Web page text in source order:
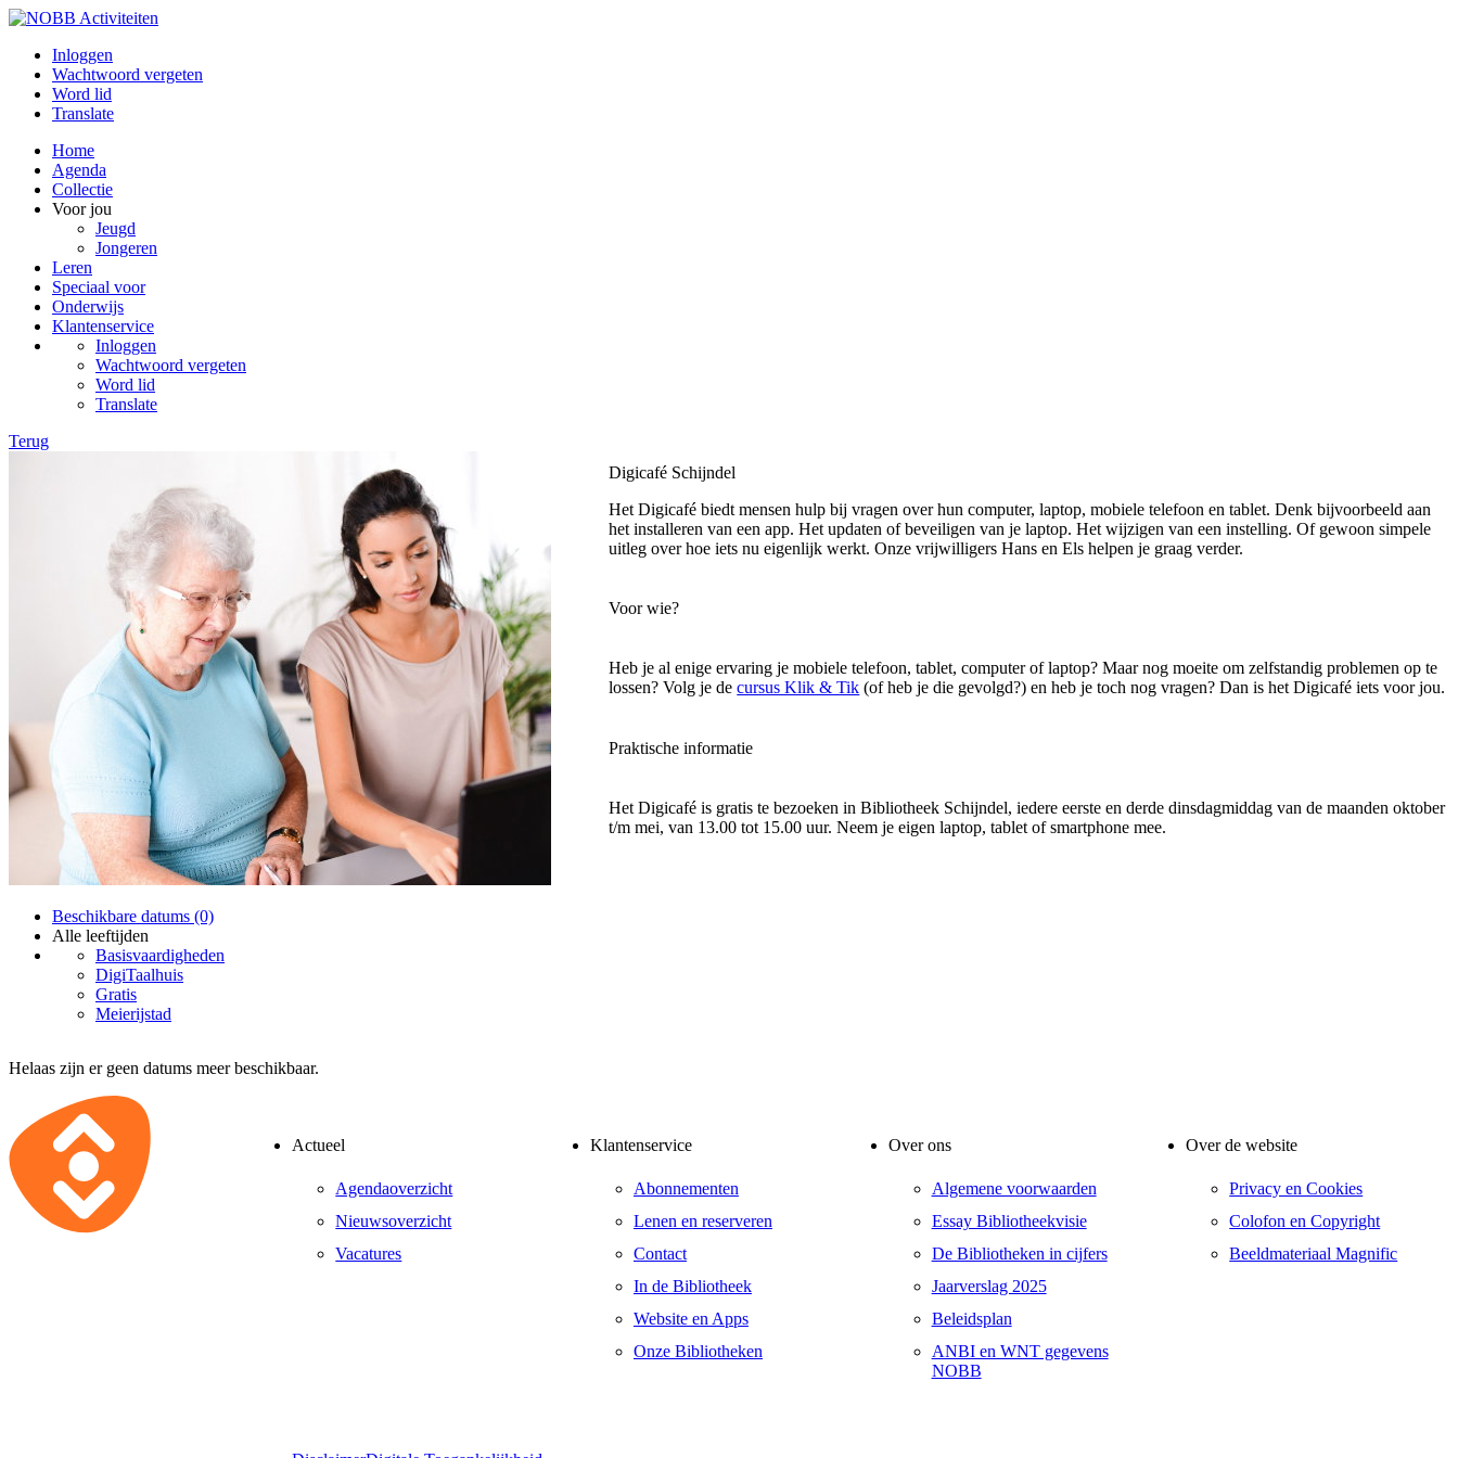
Inloggen
Wachtwoord vergeten
Word lid
Translate
Home
Agenda
Collectie
Voor jou
Jeugd
Jongeren
Leren
Speciaal voor
Onderwijs
Klantenservice
Inloggen
Wachtwoord vergeten
Word lid
Translate
Terug
Beschikbare datums (0)
Alle leeftijden
Basisvaardigheden
DigiTaalhuis
Gratis
Meierijstad
Digicafé Schijndel
Het Digicafé biedt mensen hulp bij vragen over hun computer, laptop, mobiele telefoon en tablet. Denk bijvoorbeeld aan
het installeren van een app. Het updaten of beveiligen van je laptop. Het wijzigen van een instelling. Of gewoon simpele
uitleg over hoe iets nu eigenlijk werkt. Onze vrijwilligers Hans en Els helpen je graag verder.
Voor wie?
Heb je al enige ervaring je mobiele telefoon, tablet, computer of laptop? Maar nog moeite om zelfstandig problemen op te
lossen? Volg je decursus Klik & Tik (of heb je die gevolgd?) en heb je toch nog vragen? Dan is het Digicafé iets voor jou.
Praktische informatie
Het Digicafé is gratis te bezoeken in Bibliotheek Schijndel, iedere eerste en derde dinsdagmiddag van de maanden oktober
t/m mei, van 13.00 tot 15.00 uur. Neem je eigen laptop, tablet of smartphone mee.
Helaas zijn er geen datums meer beschikbaar.
Actueel
Agendaoverzicht
Nieuwsoverzicht
Vacatures
Klantenservice
Abonnementen
Lenen en reserveren
Contact
In de Bibliotheek
Website en Apps
Onze Bibliotheken
Over ons
Algemene voorwaarden
Essay Bibliotheekvisie
De Bibliotheken in cijfers
Jaarverslag 2025
Beleidsplan
ANBI en WNT gegevens
NOBB
Over de website
Privacy en Cookies
Colofon en Copyright
Beeldmateriaal Magnific